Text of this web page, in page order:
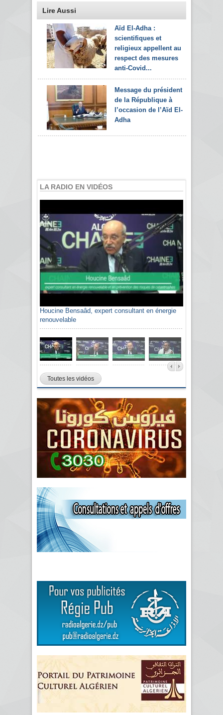
Lire Aussi
Aïd El-Adha :
scientifiques et
religieux appellent au
respect des mesures
anti-Covid...
Message du président
de la République à
l’occasion de l’Aïd El-
Adha
LA RADIO EN VIDÉOS
Houcine Bensaâd, expert consultant en énergie
renouvelable
Toutes les vidéos